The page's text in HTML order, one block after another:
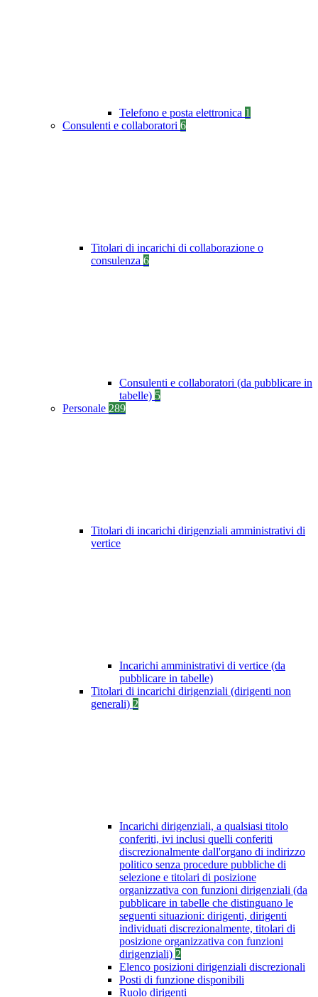
Telefono e posta elettronica 1
Consulenti e collaboratori 6
Titolari di incarichi di collaborazione o
consulenza 6
Consulenti e collaboratori (da pubblicare in
tabelle) 5
Personale 289
Titolari di incarichi dirigenziali amministrativi di
vertice
Incarichi amministrativi di vertice (da
pubblicare in tabelle)
Titolari di incarichi dirigenziali (dirigenti non
generali) 2
Incarichi dirigenziali, a qualsiasi titolo
conferiti, ivi inclusi quelli conferiti
discrezionalmente dall'organo di indirizzo
politico senza procedure pubbliche di
selezione e titolari di posizione
organizzativa con funzioni dirigenziali (da
pubblicare in tabelle che distinguano le
seguenti situazioni: dirigenti, dirigenti
individuati discrezionalmente, titolari di
posizione organizzativa con funzioni
dirigenziali) 2
Elenco posizioni dirigenziali discrezionali
Posti di funzione disponibili
Ruolo dirigenti